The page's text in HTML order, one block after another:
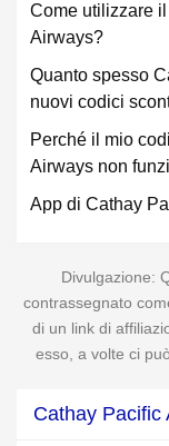
Come utilizzare
Airways?
Quanto spesso
nuovi codici
Perché il mio
Airways non
App di Cathay
Divulgazione:
contrassegnato
di un link di
esso, a volte ci
Cathay Pacific